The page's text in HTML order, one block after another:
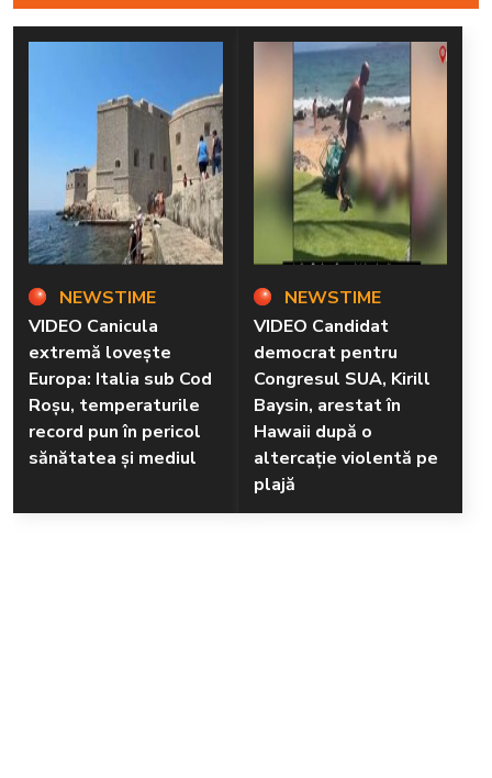
NEWSTIME
VIDEO Canicula
extremă lovește
Europa: Italia sub Cod
Roșu, temperaturile
record pun în pericol
sănătatea și mediul
NEWSTIME
VIDEO Candidat
democrat pentru
Congresul SUA, Kirill
Baysin, arestat în
Hawaii după o
altercație violentă pe
plajă